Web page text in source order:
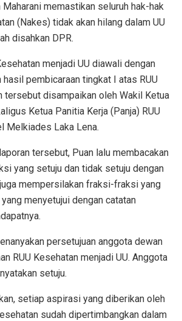
Maharani memastikan seluruh hak-hak
(Nakes) tidak akan hilang dalam UU
disahkan DPR.
menjadi UU diawali dengan
hasil pembicaraan tingkat I atas RUU
tersebut disampaikan oleh Wakil Ketua
Ketua Panitia Kerja (Panja) RUU
Melkiades Laka Lena.
tersebut, Puan lalu membacakan
yang setuju dan tidak setuju dengan
juga mempersilakan fraksi-fraksi yang
menyetujui dengan catatan
persetujuan anggota dewan
RUU Kesehatan menjadi UU. Anggota
setuju.
setiap aspirasi yang diberikan oleh
sudah dipertimbangkan dalam